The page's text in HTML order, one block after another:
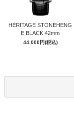
HERITAGE STONEHENG
E BLACK 42mm
44,000円(税込)